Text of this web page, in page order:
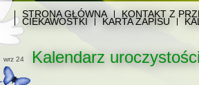
STRONA GŁÓWNA KONTAKT Z
CIEKAWOSTKI KARTA ZAPISU
wrz 24 Kalendarz uroczystości